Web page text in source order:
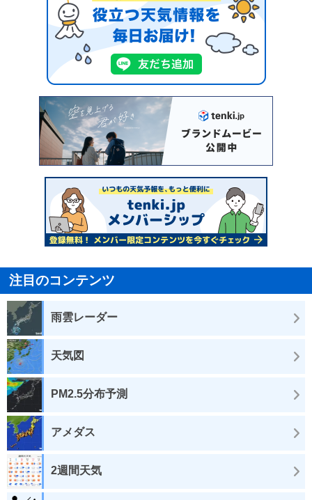
注目のコンテンツ
雨雲レーダー
天気図
PM2.5分布予測
アメダス
2週間天気